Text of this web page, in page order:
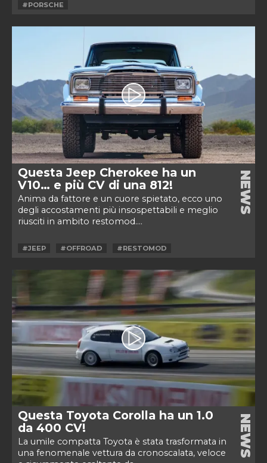
#PORSCHE
Questa Jeep Cherokee ha un
V10… e più CV di una 812!
Anima da fattore e un cuore spietato, ecco uno
degli accostamenti più insospettabili e meglio
riusciti in ambito restomod....
NEWS
#JEEP #OFFROAD #RESTOMOD
Questa Toyota Corolla ha un 1.0
da 400 CV!
La umile compatta Toyota è stata trasformata in
una fenomenale vettura da cronoscalata, veloce
NEWS